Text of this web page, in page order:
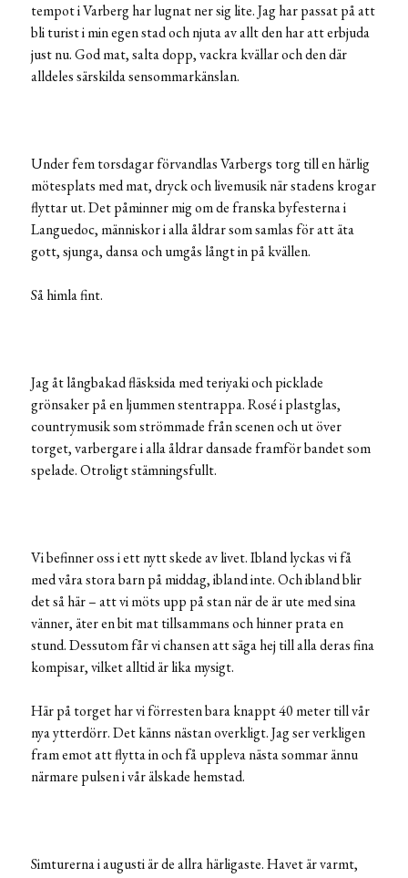
tempot i Varberg har lugnat ner sig lite. Jag har passat på att
bli turist i min egen stad och njuta av allt den har att erbjuda
just nu. God mat, salta dopp, vackra kvällar och den där
alldeles särskilda sensommarkänslan.
Under fem torsdagar förvandlas Varbergs torg till en härlig
mötesplats med mat, dryck och livemusik när stadens krogar
flyttar ut. Det påminner mig om de franska byfesterna i
Languedoc, människor i alla åldrar som samlas för att äta
gott, sjunga, dansa och umgås långt in på kvällen.
Så himla fint.
Jag åt långbakad fläsksida med teriyaki och picklade
grönsaker på en ljummen stentrappa. Rosé i plastglas,
countrymusik som strömmade från scenen och ut över
torget, varbergare i alla åldrar dansade framför bandet som
spelade. Otroligt stämningsfullt.
Vi befinner oss i ett nytt skede av livet. Ibland lyckas vi få
med våra stora barn på middag, ibland inte. Och ibland blir
det så här – att vi möts upp på stan när de är ute med sina
vänner, äter en bit mat tillsammans och hinner prata en
stund. Dessutom får vi chansen att säga hej till alla deras fina
kompisar, vilket alltid är lika mysigt.
Här på torget har vi förresten bara knappt 40 meter till vår
nya ytterdörr. Det känns nästan overkligt. Jag ser verkligen
fram emot att flytta in och få uppleva nästa sommar ännu
närmare pulsen i vår älskade hemstad.
Simturerna i augusti är de allra härligaste. Havet är varmt,